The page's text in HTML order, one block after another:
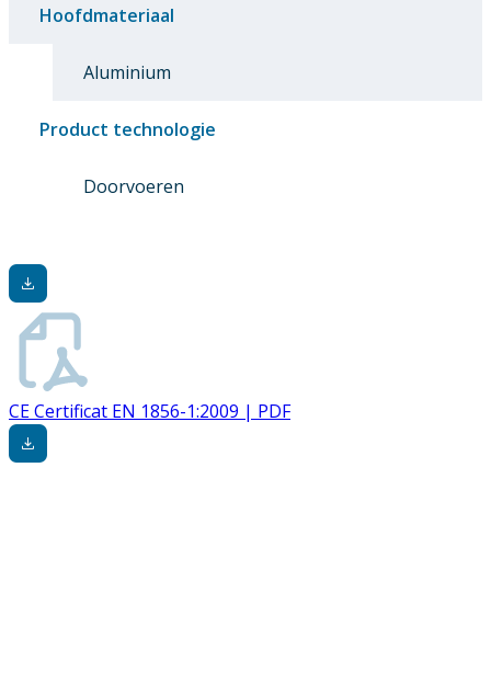
Hoofdmateriaal
Aluminium
Product technologie
Doorvoeren
CE Certificat EN 1856-1:2009 | PDF